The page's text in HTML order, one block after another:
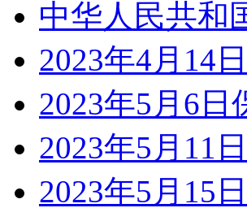
中华人民共和
2023年4月14
2023年5月6
2023年5月11
2023年5月15